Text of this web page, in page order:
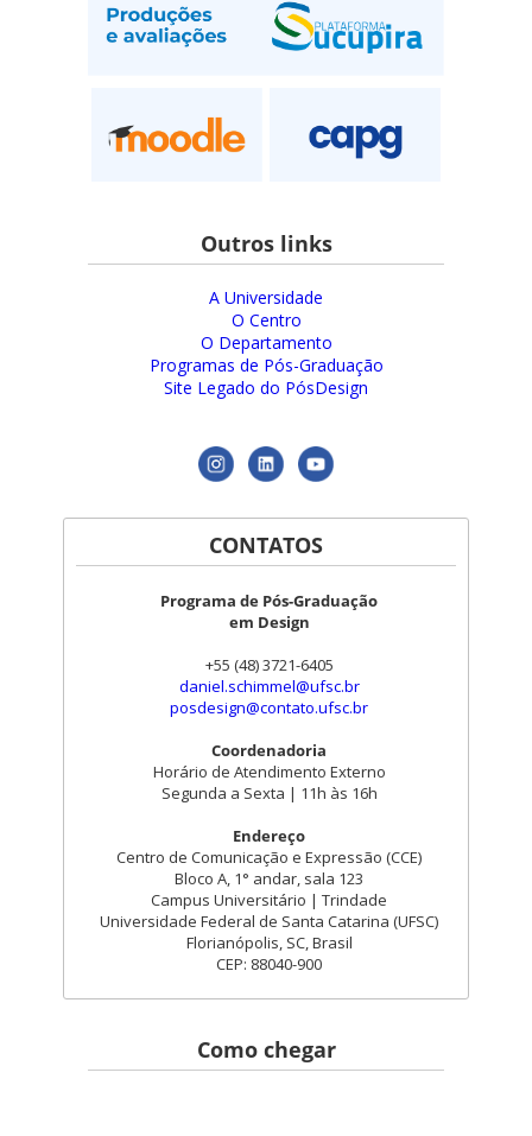
Outros links
A Universidade
O Centro
O Departamento
Programas de Pós-Graduação
Site Legado do PósDesign
Como chegar
CONTATOS
Programa de Pós-Graduação
em Design
+55 (48) 3721-6405
daniel.schimmel@ufsc.br
posdesign@contato.ufsc.br
Coordenadoria
Horário de Atendimento Externo
Segunda a Sexta | 11h às 16h
Endereço
Centro de Comunicação e Expressão (CCE)
Bloco A, 1° andar, sala 123
Campus Universitário | Trindade
Universidade Federal de Santa Catarina (UFSC)
Florianópolis, SC, Brasil
CEP: 88040-900